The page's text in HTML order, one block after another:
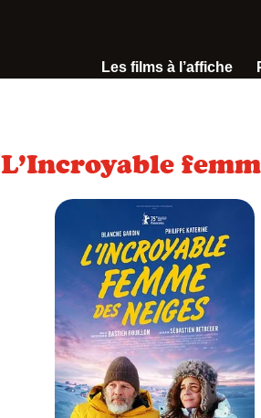
Les films à l’affiche
L’Incroyable